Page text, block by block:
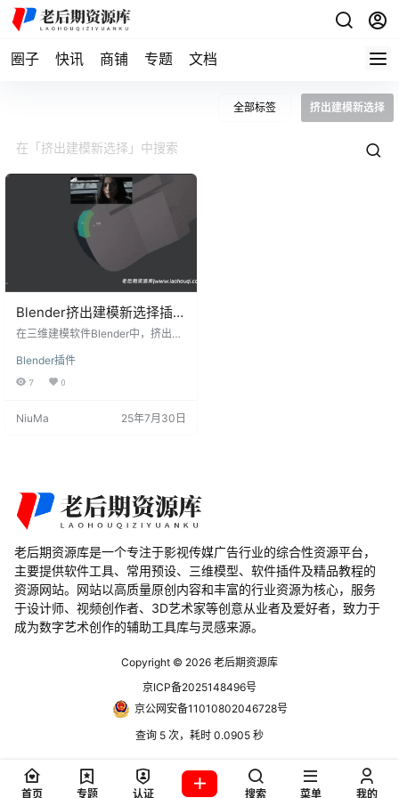
圈子 快讯 商铺 专题 文档
全部标签 挤出建模新选择
Blender挤出建模新选择插
件：PUNCHit V1.2
在三维建模软件Blender中，挤出建
有厚度的模型。PUNCHit插件以其
灵活性和便利性，为这一过程带来
灵活性：提供比Blender原生挤出工
决方案。 技术规格 插件版本…
Blender插件
7 0
NiuMa 25年7月30日
老后期资源库是一个专注于影视传媒广告行业的综合性资源平台，
主要提供软件工具、常用预设、三维模型、软件插件及精品教程的
资源网站。网站以高质量原创内容和丰富的行业资源为核心，服务
于设计师、视频创作者、3D艺术家等创意从业者及爱好者，致力于
成为数字艺术创作的辅助工具库与灵感来源。
Copyright © 2026 老后期资源库
京ICP备2025148496号
京公网安备11010802046728号
查询 5 次，耗时 0.0905 秒
首页 专题 认证 搜索 菜单 我的